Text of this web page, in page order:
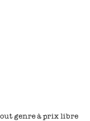
genre à prix libre